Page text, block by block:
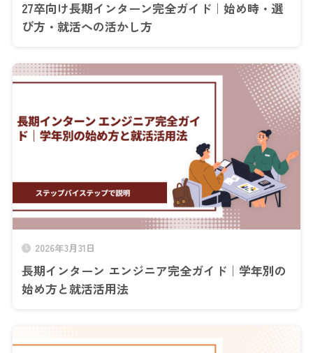
27卒向け長期インターン完全ガイド｜始め時・選
び方・就活への活かし方
2026年3月31日
長期インターン エンジニア完全ガイド｜学年別の
始め方と就活活用法